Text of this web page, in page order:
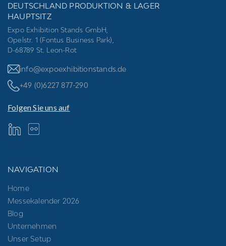
DEUTSCHLAND PRODUKTION & LAGER
HAUPTSITZ
Expo Exhibition Stands GmbH,
Opelstr. 1 (Fontus Business Park),
D-68789 St. Leon-Rot
info@expoexhibitionstands.de
+49 (0)6227 877-290
Folgen Sie uns auf
NAVIGATION
Home
Messekalender 2026
Blog
Unternehmen
Unser Setup